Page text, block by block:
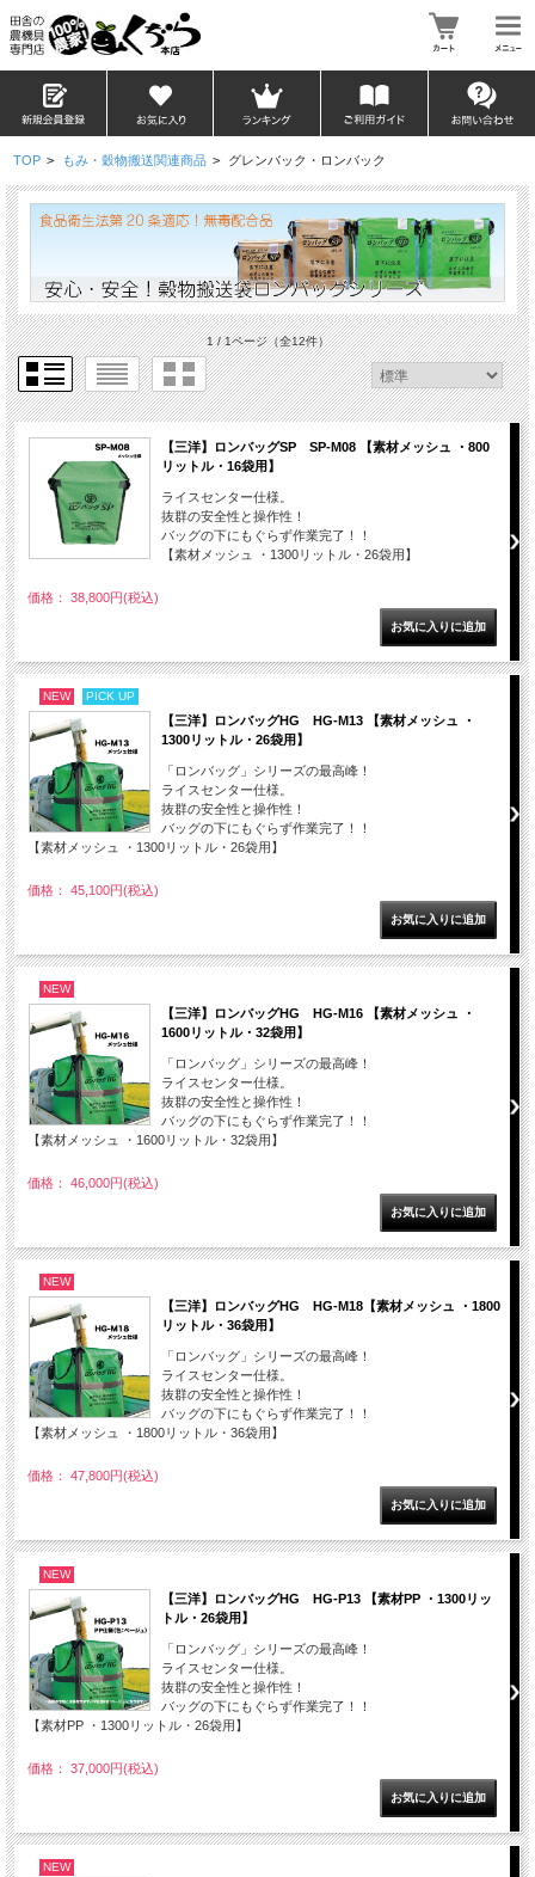
TOP > もみ・穀物搬送関連商品 > グレンバック・ロンバック
1 / 1ページ（全12件）
【三洋】ロンバッグSP SP-M08 【素材メッシュ ・800
リットル・16袋用】
ライスセンター仕様。
抜群の安全性と操作性！
バッグの下にもぐらず作業完了！！
【素材メッシュ ・1300リットル・26袋用】
価格： 38,800円(税込)
NEW PICK UP
【三洋】ロンバッグHG HG-M13 【素材メッシュ ・
1300リットル・26袋用】
「ロンバッグ」シリーズの最高峰！
ライスセンター仕様。
抜群の安全性と操作性！
バッグの下にもぐらず作業完了！！
【素材メッシュ ・1300リットル・26袋用】
価格： 45,100円(税込)
NEW
【三洋】ロンバッグHG HG-M16 【素材メッシュ ・
1600リットル・32袋用】
「ロンバッグ」シリーズの最高峰！
ライスセンター仕様。
抜群の安全性と操作性！
バッグの下にもぐらず作業完了！！
【素材メッシュ ・1600リットル・32袋用】
価格： 46,000円(税込)
NEW
【三洋】ロンバッグHG HG-M18【素材メッシュ ・1800
リットル・36袋用】
「ロンバッグ」シリーズの最高峰！
ライスセンター仕様。
抜群の安全性と操作性！
バッグの下にもぐらず作業完了！！
【素材メッシュ ・1800リットル・36袋用】
価格： 47,800円(税込)
NEW
【三洋】ロンバッグHG HG-P13 【素材PP ・1300リッ
トル・26袋用】
「ロンバッグ」シリーズの最高峰！
ライスセンター仕様。
抜群の安全性と操作性！
バッグの下にもぐらず作業完了！！
【素材PP ・1300リットル・26袋用】
価格： 37,000円(税込)
NEW